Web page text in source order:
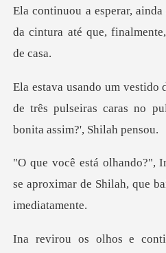
da cintura até que, final
de três pulseiras caras no
se aproximar de Shilah, que b